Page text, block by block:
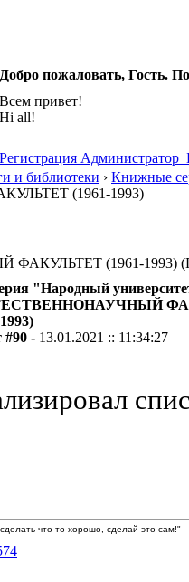
Добро пожаловать, Гость.
Всем привет!
Hi all!
Регистрация Администратор
и библиотеки › Книжные
(1961-1993)
(1961-1993)
"Народный
#90 - 13.01.2021 :: 11:34:27
что-то хорошо, сделай это сам!"